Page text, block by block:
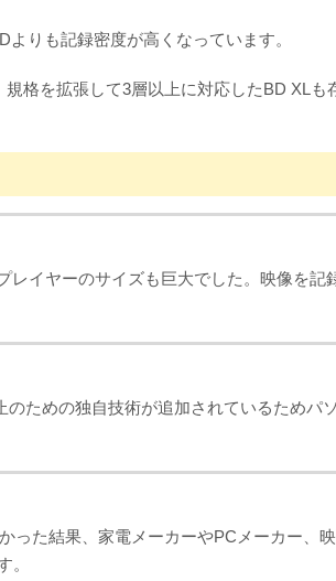
りも記録密度が高くなっています。
格を拡張して3層以上に対応したBD XLも
イヤーのサイズも巨大でした。映像を記
ための独自技術が追加されているためパ
た結果、家電メーカーやPCメーカー、
。